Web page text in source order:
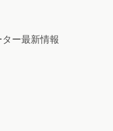
ー最新情報